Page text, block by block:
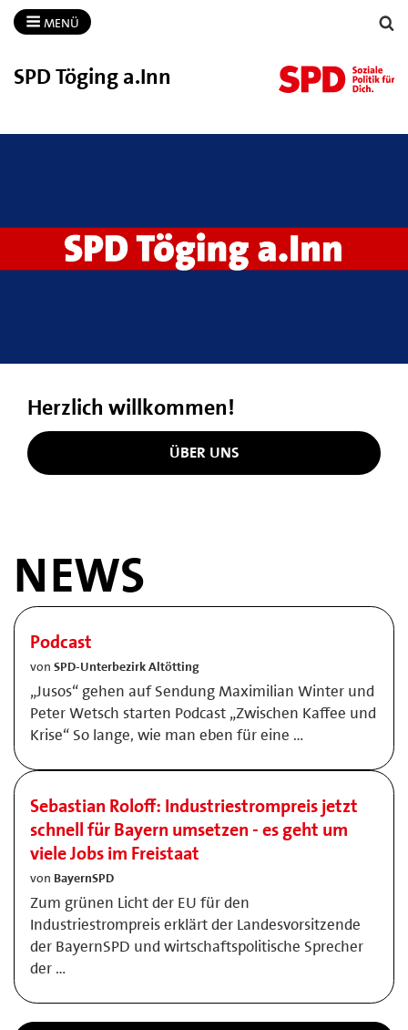
MENÜ
SPD Töging a.​Inn
Herzlich willkommen!
ÜBER UNS
NEWS
Podcast
von SPD-Unterbezirk Altötting
„Jusos“ gehen auf Sendung Maximilian Winter und
Peter Wetsch starten Podcast „Zwischen Kaffee und
Krise“ So lange, wie man eben für eine …
Sebastian Roloff: Industriestrompreis jetzt
schnell für Bayern umsetzen - es geht um
viele Jobs im Freistaat
von BayernSPD
Zum grünen Licht der EU für den
Industriestrompreis erklärt der Landesvorsitzende
der BayernSPD und wirtschaftspolitische Sprecher
der …